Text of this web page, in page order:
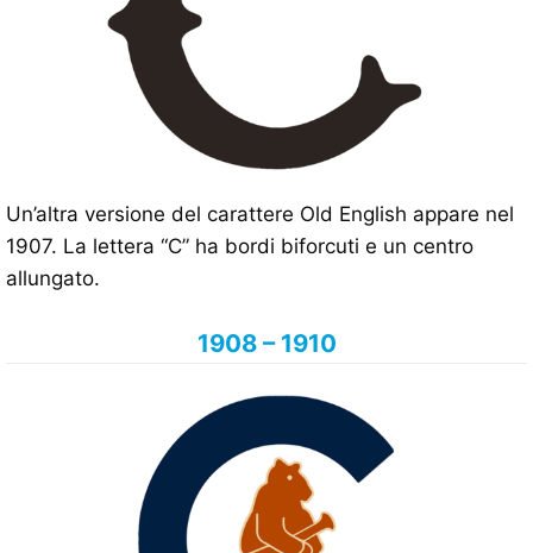
Un’altra versione del carattere Old English appare nel
1907. La lettera “C” ha bordi biforcuti e un centro
allungato.
1908 – 1910